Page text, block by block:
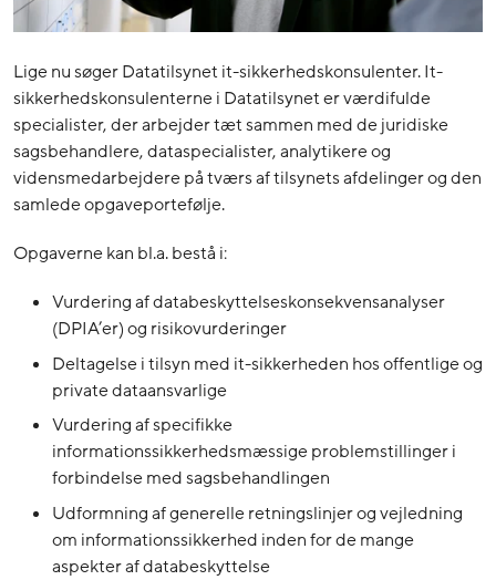
Lige nu søger Datatilsynet it-sikkerhedskonsulenter. It-
sikkerhedskonsulenterne i Datatilsynet er værdifulde
specialister, der arbejder tæt sammen med de juridiske
sagsbehandlere, dataspecialister, analytikere og
vidensmedarbejdere på tværs af tilsynets afdelinger og den
samlede opgaveportefølje.
Opgaverne kan bl.a. bestå i:
Vurdering af databeskyttelseskonsekvensanalyser
(DPIA’er) og risikovurderinger
Deltagelse i tilsyn med it-sikkerheden hos offentlige og
private dataansvarlige
Vurdering af specifikke
informationssikkerhedsmæssige problemstillinger i
forbindelse med sagsbehandlingen
Udformning af generelle retningslinjer og vejledning
om informationssikkerhed inden for de mange
aspekter af databeskyttelse